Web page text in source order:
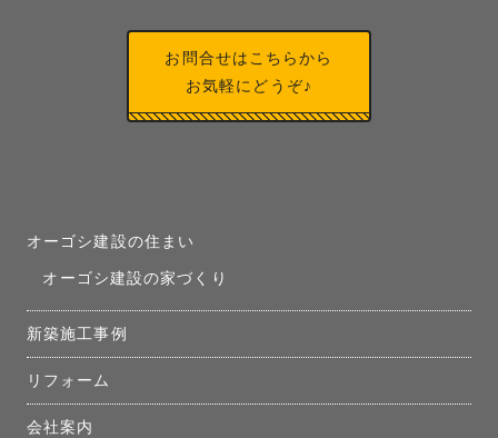
お問合せはこちらから
お気軽にどうぞ♪
オーゴシ建設の住まい
オーゴシ建設の家づくり
新築施工事例
リフォーム
会社案内